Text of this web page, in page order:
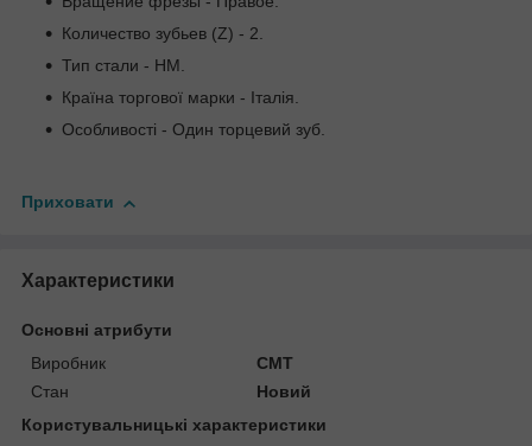
Количество зубьев (Z) - 2.
Тип стали - HM.
Країна торгової марки - Італія.
Особливості - Один торцевий зуб.
Приховати
Характеристики
Основні атрибути
Виробник
CMT
Стан
Новий
Користувальницькі характеристики